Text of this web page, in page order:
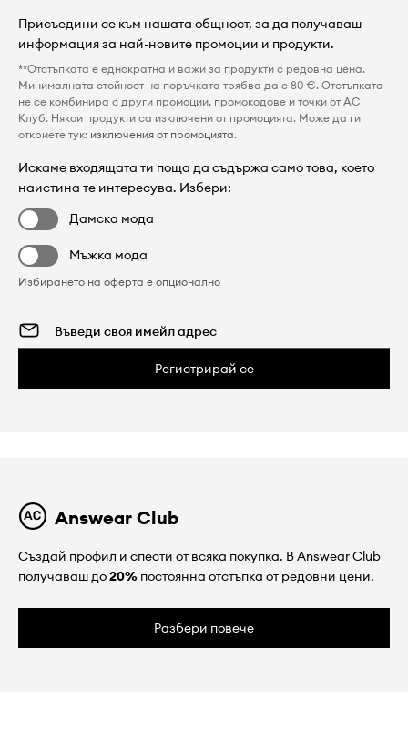
Присъедини се към нашата общност, за да получаваш
информация за най-новите промоции и продукти.
**Отстъпката е еднократна и важи за продукти с редовна цена.
Минималната стойност на поръчката трябва да е 80 €. Отстъпката
не се комбинира с други промоции, промокодове и точки от AC
Клуб. Някои продукти са изключени от промоцията. Може да ги
откриете тук: изключения от промоцията.
Искаме входящата ти поща да съдържа само това, което
наистина те интересува. Избери:
Дамска мода
Мъжка мода
Избирането на оферта е опционално
Регистрирай се
Answear Club
Създай профил и спести от всяка покупка. В Answear Club
получаваш до20% постоянна отстъпка от редовни цени.
Разбери повече